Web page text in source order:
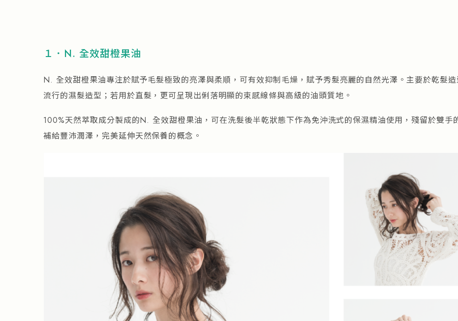
１．N. 全效甜橙果油
N. 全效甜橙果油專注於賦予毛髮極致的亮澤與柔順，可有效抑制毛燥，賦予秀髮亮麗的自然光澤。主要於乾髮
流行的濕髮造型；若用於直髮，更可呈現出俐落明顯的束感線條與高級的油頭質地。
100%天然萃取成分製成的N. 全效甜橙果油，可在洗髮後半乾狀態下作為免沖洗式的保濕精油使用，殘留於雙手
補給豐沛潤澤，完美延伸天然保養的概念。